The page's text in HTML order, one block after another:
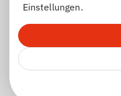
Einstellungen.